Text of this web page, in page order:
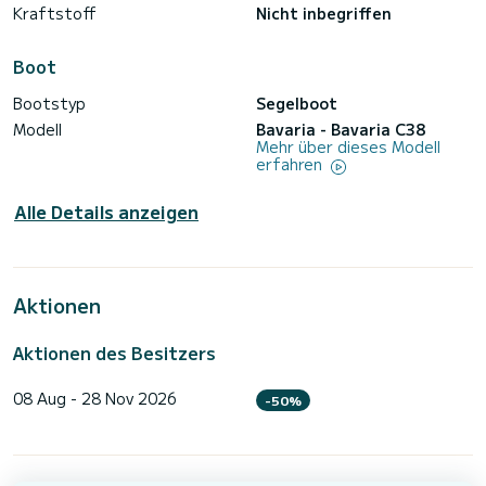
Kraftstoff
Nicht inbegriffen
Boot
Bootstyp
Segelboot
Modell
Bavaria - Bavaria C38
Mehr über dieses Modell
erfahren
Alle Details anzeigen
Aktionen
Aktionen des Besitzers
08 Aug - 28 Nov 2026 -50%